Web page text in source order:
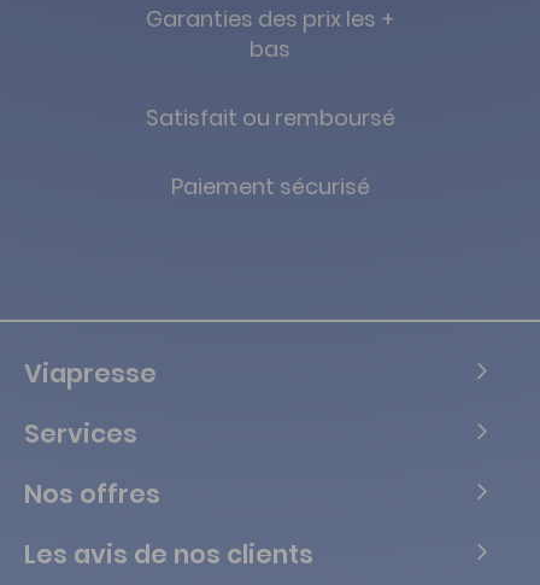
Garanties des prix les +
bas
Satisfait ou remboursé
Paiement sécurisé
Viapresse
Services
Nos offres
Les avis de nos clients